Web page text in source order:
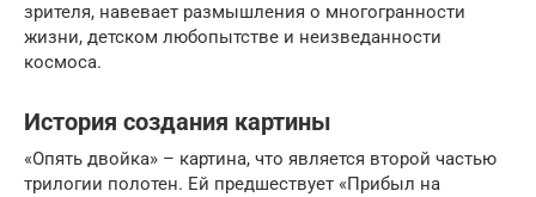
зрителя, навевает размышления о многогранности
жизни, детском любопытстве и неизведанности
космоса.
История создания картины
«Опять двойка» – картина, что является второй частью
трилогии полотен. Ей предшествует «Прибыл на